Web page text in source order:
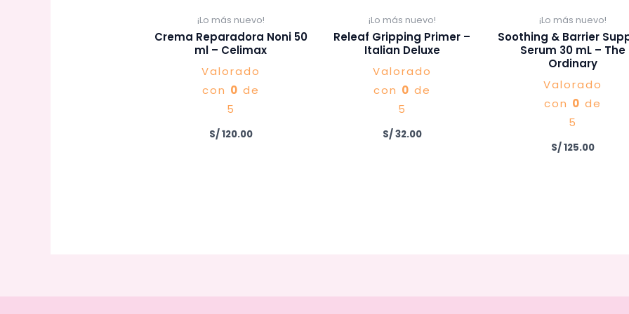
¡Lo más nuevo!
Crema Reparadora Noni 50
ml – Celimax
Valorado
con 0 de
5
S/120.00
¡Lo más nuevo!
Releaf Gripping Primer –
Italian Deluxe
Valorado
con 0 de
5
S/32.00
¡Lo más nuevo!
Soothing & Barrier
Serum 30 mL – The
Ordinary
Valorado
con 0 de
5
S/125.00